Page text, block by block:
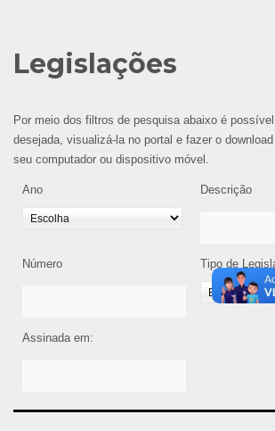
Legislações
Por meio dos filtros de pesquisa abaixo é
desejada, visualizá-la no portal e fazer o
seu computador ou dispositivo móvel.
Ano Descrição
Número Tipo de
Assinada em: